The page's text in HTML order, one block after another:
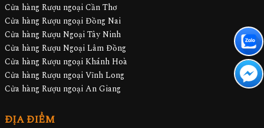
Cửa hàng Rượu ngoại Cần Thơ
Cửa hàng Rượu ngoại Đồng Nai
Cửa hàng Rượu Ngoại Tây Ninh
Cửa hàng Rượu Ngoại Lâm Đồng
Cửa hàng Rượu ngoại Khánh Hoà
Cửa hàng Rượu ngoại Vĩnh Long
Cửa hàng Rượu ngoại An Giang
ĐỊA ĐIỂM